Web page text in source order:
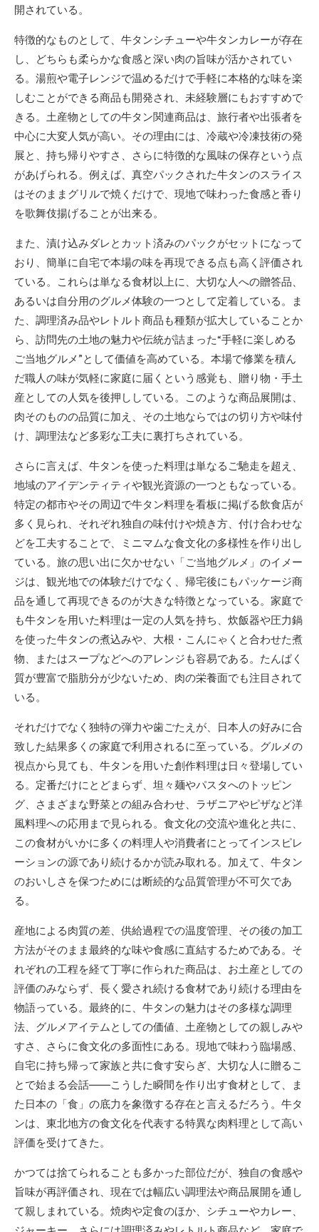
開されている。
特徴的なものとして、牛タンシチューや牛タンカレーが存在
し、どちらも柔らかな食感と深い肉の旨味が活かされてい
る。湯煎や電子レンジで温めるだけで手軽に本格的な味を楽
しむことができる商品も開発され、未経験層にもおすすめで
きる。土産物としての牛タン関連商品は、旅行者や出張者を
中心に大変人気が高い。その理由には、冷蔵や冷凍技術の発
展と、持ち帰りやすさ、さらに特徴的な風味の保存という点
があげられる。例えば、真空パックされた牛タンのスライス
はそのままグリルで焼くだけで、現地で味わった食感と香り
を歌舞伎揚げることが出来る。
また、漬け込みダレとカット済みのパックがセットになって
おり、簡単に自宅で本場の味を再現できる点も高く評価され
ている。これらは単なる食材以上に、大切な人への贈答品、
あるいは自分用のグルメ体験の一つとして定着している。ま
た、調理済み品やレトルト商品も種類が拡大していることか
ら、訪問先の土地の魅力や伝統が詰まった“手軽に楽しめる
ご当地グルメ”として価値を高めている。本場で修業を積ん
だ職人の味が気軽に家庭に届くという感覚も、贈り物・手土
産としての人気を後押ししている。このような商品展開は、
肉そのものの品質に加え、その土地ならではの切り方や味付
け、調理法など多彩な工夫に裏打ちされている。
さらに言えば、牛タンを使った料理は単なるご馳走を超え、
地域のアイデンティティや観光資源の一つともなっている。
特定の都市やその周辺で牛タン料理を看板に掲げる飲食店が
多く見られ、それぞれ独自の味付けや焼き方、付け合わせな
どを工夫することで、ミニマムな食文化の多様性を作り出し
ている。旅の思い出に欠かせない「ご当地グルメ」のイメー
ジは、観光地での体験だけでなく、帰宅後にもパッケージ商
品を通して再現できるのが大きな特徴となっている。家庭で
も牛タンを用いた料理は一定の人気を持ち、炊飯器や圧力鍋
を使った牛タンの煮込みや、大根・こんにゃくと合わせた煮
物、またはスープなどへのアレンジも容易である。たんぱく
質が豊富で脂肪分が少ないため、肉の栄養面でも注目されて
いる。
それだけでなく独特の弾力や歯ごたえが、日本人の好みに合
致した結果多くの家庭で利用されるに至っている。グルメの
視点から見ても、牛タンを用いた創作料理は日々登場してい
る。定番だけにとどまらず、坦々麺やパスタへのトッピン
グ、さまざまな野菜との組み合わせ、ラザニアやピザなど洋
風料理への応用まで見られる。食文化の交流や進化と共に、
この食材がいかに多くの料理人や消費者にとってインスピレ
ーションの源であり続けるかが読み取れる。加えて、牛タン
のおいしさを保つためには断続的な品質管理が不可欠であ
る。
産地による肉質の差、供給過程での温度管理、その後の加工
方法がそのまま最終的な味や食感に直結するためである。そ
れぞれの工程を経て丁寧に作られた商品は、お土産としての
評価のみならず、長く愛され続ける食材であり続ける理由を
物語っている。最終的に、牛タンの魅力はその多様な調理
法、グルメアイテムとしての価値、土産物としての親しみや
すさ、さらに食文化の多面性にある。現地で味わう臨場感、
自宅に持ち帰って家族と共に食す安らぎ、大切な人に贈るこ
とで始まる会話――こうした瞬間を作り出す食材として、ま
た日本の「食」の底力を象徴する存在と言えるだろう。牛タ
ンは、東北地方の食文化を代表する特異な肉料理として高い
評価を受けてきた。
かつては捨てられることも多かった部位だが、独自の食感や
旨味が再評価され、現在では幅広い調理法や商品展開を通し
て親しまれている。焼肉や定食のほか、シチューやカレー、